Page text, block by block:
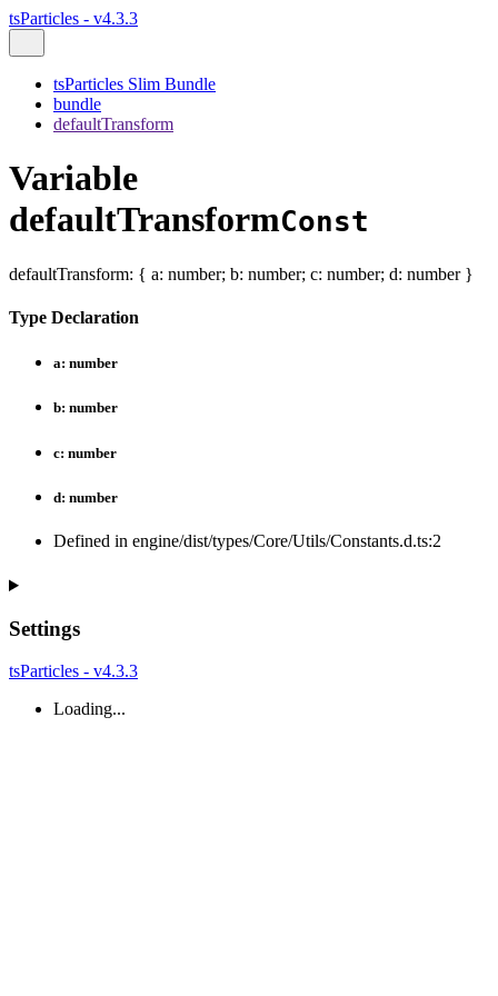
tsParticles - v4.3.3
tsParticles Slim Bundle
bundle
defaultTransform
Variable
defaultTransformConst
defaultTransform: { a: number; b: number; c: number; d: number }
Type Declaration
a: number
b: number
c: number
d: number
Defined in engine/dist/types/Core/Utils/Constants.d.ts:2
Settings
tsParticles - v4.3.3
Loading...